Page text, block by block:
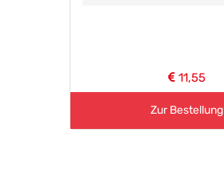
11,55
Zur Bestellung